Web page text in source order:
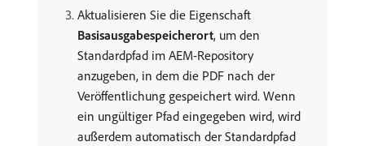
Aktualisieren Sie die Eigenschaft
Basisausgabespeicherort, um den
Standardpfad im AEM-Repository
anzugeben, in dem die PDF nach der
Veröffentlichung gespeichert wird. Wenn
ein ungültiger Pfad eingegeben wird, wird
außerdem automatisch der Standardpfad